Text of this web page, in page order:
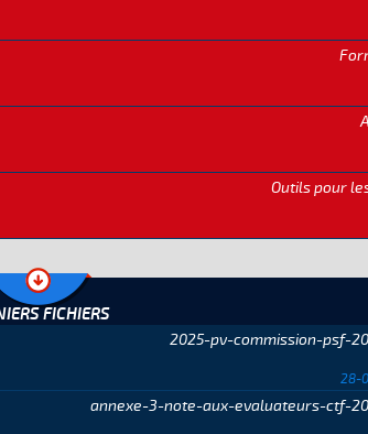
Outils pour
FICHIERS
2025-pv-commission-psf-
28-
annexe-3-note-aux-evaluateurs-ctf-